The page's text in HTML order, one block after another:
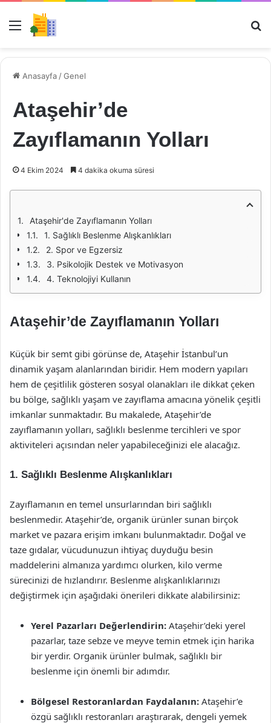
Menü
Anasayfa /Genel
Ataşehir’de
Zayıflamanın Yolları
4 Ekim 2024 4 dakika okuma süresi
Ataşehir'de Zayıflamanın Yolları
1. Sağlıklı Beslenme Alışkanlıkları
2. Spor ve Egzersiz
3. Psikolojik Destek ve Motivasyon
4. Teknolojiyi Kullanın
Ataşehir’de Zayıflamanın Yolları
Küçük bir semt gibi görünse de, Ataşehir İstanbul’un
dinamik yaşam alanlarından biridir. Hem modern yapıları
hem de çeşitlilik gösteren sosyal olanakları ile dikkat çeken
bu bölge, sağlıklı yaşam ve zayıflama amacına yönelik çeşitli
imkanlar sunmaktadır. Bu makalede, Ataşehir’de
zayıflamanın yolları, sağlıklı beslenme tercihleri ve spor
aktiviteleri açısından neler yapabileceğinizi ele alacağız.
1. Sağlıklı Beslenme Alışkanlıkları
Zayıflamanın en temel unsurlarından biri sağlıklı
beslenmedir. Ataşehir’de, organik ürünler sunan birçok
market ve pazara erişim imkanı bulunmaktadır. Doğal ve
taze gıdalar, vücudunuzun ihtiyaç duyduğu besin
maddelerini almanıza yardımcı olurken, kilo verme
sürecinizi de hızlandırır. Beslenme alışkanlıklarınızı
değiştirmek için aşağıdaki önerileri dikkate alabilirsiniz:
Yerel Pazarları Değerlendirin: Ataşehir’deki yerel
pazarlar, taze sebze ve meyve temin etmek için harika
bir yerdir. Organik ürünler bulmak, sağlıklı bir
beslenme için önemli bir adımdır.
Bölgesel Restoranlardan Faydalanın: Ataşehir’e
özgü sağlıklı restoranları araştırarak, dengeli yemek